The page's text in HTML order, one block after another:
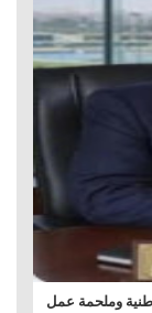
وملحمة عمل